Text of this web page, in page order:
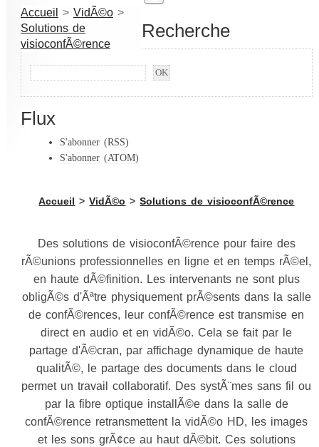
Accueil > VidÃ©o>
Solutions de
visioconfÃ©rence
Recherche
Flux
S'abonner (RSS)
S'abonner (ATOM)
Accueil >VidÃ©o >Solutions de visioconfÃ©rence
Des solutions de visioconfÃ©rence pour faire des
rÃ©unions professionnelles en ligne et en temps rÃ©el,
en haute dÃ©finition. Les intervenants ne sont plus
obligÃ©s d'Ãªtre physiquement prÃ©sents dans la salle
de confÃ©rences, leur confÃ©rence est transmise en
direct en audio et en vidÃ©o. Cela se fait par le
partage d'Ã©cran, par affichage dynamique de haute
qualitÃ©, le partage des documents dans le cloud
permet un travail collaboratif. Des systÃ¨mes sans fil ou
par la fibre optique installÃ©e dans la salle de
confÃ©rence retransmettent la vidÃ©o HD, les images
et les sons grÃ¢ce au haut dÃ©bit. Ces solutions